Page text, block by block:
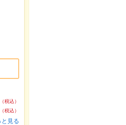
（税込）
（税込）
見る